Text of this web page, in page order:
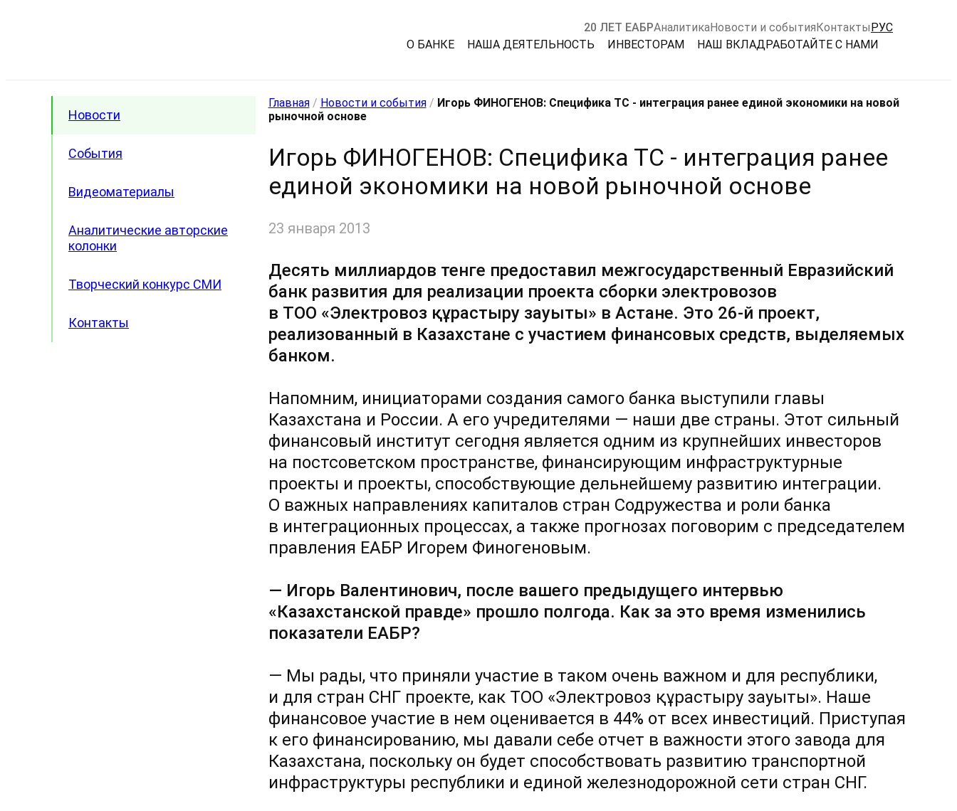
20 ЛЕТ ЕАБРАналитикаНовости и событияКонтактыРУС
О БАНКЕ
НАША ДЕЯТЕЛЬНОСТЬ ИНВЕСТОРАМ НАШ ВКЛАДРАБОТАЙТЕ С НАМИ
Новости
События
Видеоматериалы
Аналитические авторские
колонки
Творческий конкурс СМИ
Контакты
Главная/ Новости и события/ Игорь ФИНОГЕНОВ: Специфика ТС - интеграция ранее единой экономики на новой
рыночной основе
Игорь ФИНОГЕНОВ: Специфика ТС - интеграция ранее
единой экономики на новой рыночной основе
23 января 2013
Десять миллиардов тенге предоставил межгосударственный Евразийский
банк развития для реализации проекта сборки электровозов
в ТОО «Электровоз құрастыру зауыты» в Астане. Это 26-й проект,
реализованный в Казахстане с участием финансовых средств, выделяемых
банком.
Напомним, инициаторами создания самого банка выступили главы
Казахстана и России. А его учредителями — наши две страны. Этот сильный
финансовый институт сегодня является одним из крупнейших инвесторов
на постсоветском пространстве, финансирующим инфраструктурные
проекты и проекты, способствующие дельнейшему развитию интеграции.
О важных направлениях капиталов стран Содружества и роли банка
в интеграционных процессах, а также прогнозах поговорим с председателем
правления ЕАБР Игорем Финогеновым.
— Игорь Валентинович, после вашего предыдущего интервью
«Казахстанской правде» прошло полгода. Как за это время изменились
показатели ЕАБР?
— Мы рады, что приняли участие в таком очень важном и для республики,
и для стран СНГ проекте, как ТОО «Электровоз құрастыру зауыты». Наше
финансовое участие в нем оценивается в 44% от всех инвестиций. Приступая
к его финансированию, мы давали себе отчет в важности этого завода для
Казахстана, поскольку он будет способствовать развитию транспортной
инфраструктуры республики и единой железнодорожной сети стран СНГ.